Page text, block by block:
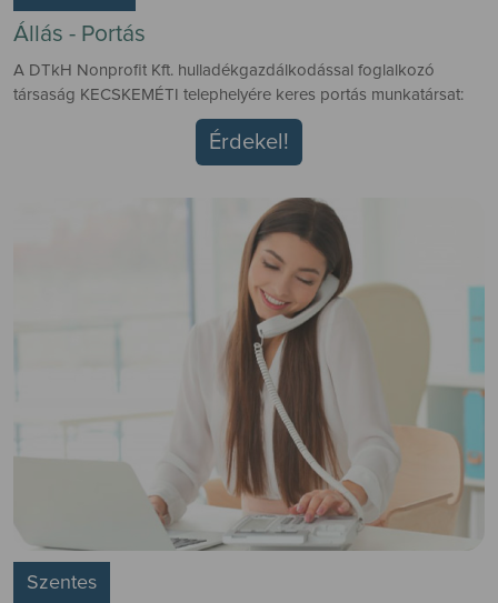
Állás - Portás
A DTkH Nonprofit Kft. hulladékgazdálkodással foglalkozó
társaság KECSKEMÉTI telephelyére keres portás munkatársat:
Érdekel!
Szentes